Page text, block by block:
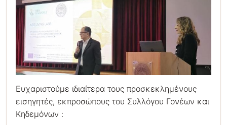
Ευχαριστούμε ιδιαίτερα τους προσκεκλημένους
εισηγητές, εκπροσώπους του Συλλόγου Γονέων και
Κηδεμόνων :